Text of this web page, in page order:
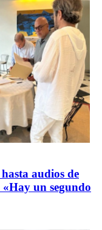
audios de
un segundo